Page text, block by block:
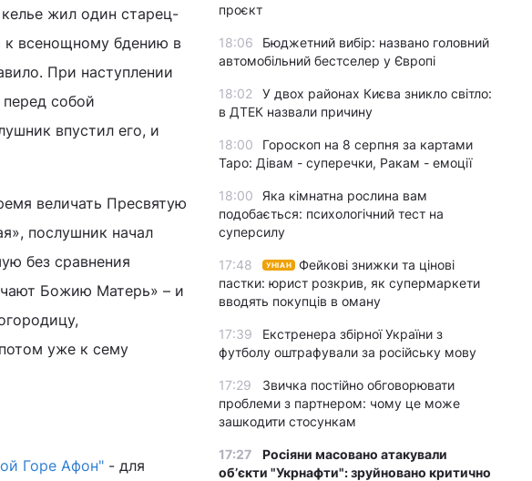
жил один старец-
к всенощному бдению в
При наступлении
собой
впустил его, и
величать Пресвятую
послушник начал
без сравнения
Божию Матерь» – и
уже к сему
Горе Афон" - для
проєкт
18:06
Бюджетний вибір: названо головний
автомобільний бестселер у Європі
18:02
У двох районах Києва зникло світло:
в ДТЕК назвали причину
18:00
Гороскоп на 8 серпня за картами
Таро: Дівам - суперечки, Ракам - емоції
18:00
Яка кімнатна рослина вам
подобається: психологічний тест на
суперсилу
17:48 УНІАН
Фейкові знижки та цінові
пастки: юрист розкрив, як супермаркети
вводять покупців в оману
17:39
Екстренера збірної України з
футболу оштрафували за російську мову
17:29
Звичка постійно обговорювати
проблеми з партнером: чому це може
зашкодити стосункам
17:27
Росіяни масовано атакували
обʼєкти "Укрнафти": зруйновано критично